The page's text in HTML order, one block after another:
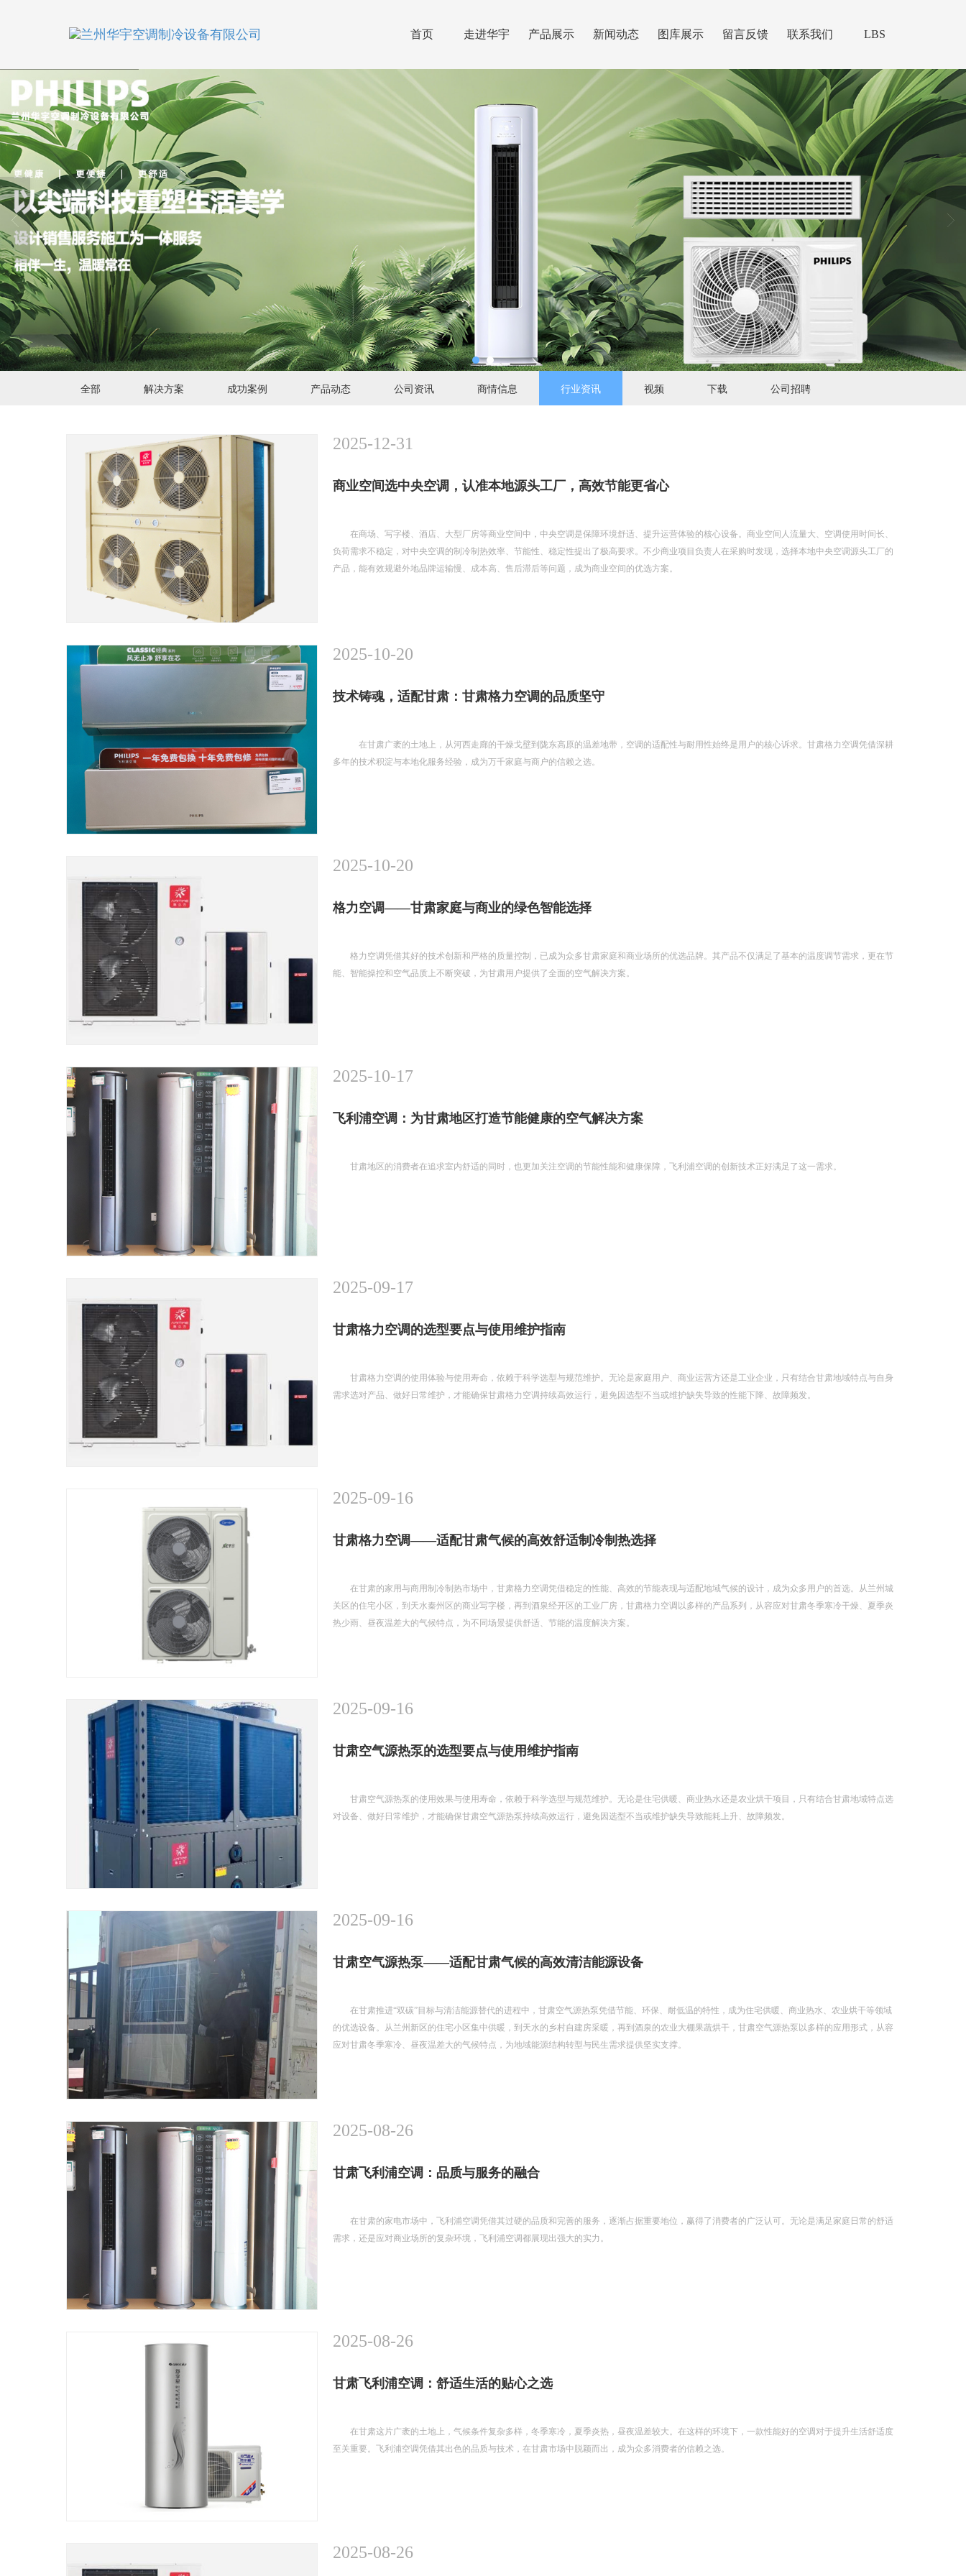
首页 走进华宇 产品展示 新闻动态 图库展示 留言反馈 联系我们 LBS
全部 解决方案 成功案例 产品动态 公司资讯 商情信息 行业资讯 视频 下载 公司招聘
2025-12-31
商业空间选中央空调，认准本地源头工厂，高效节能更省心
在商场、写字楼、酒店、大型厂房等商业空间中，中央空调是保障环境舒适、提升运营体验的核心设备。商业空间人流量大、空调使用时间长、
负荷需求不稳定，对中央空调的制冷制热效率、节能性、稳定性提出了极高要求。不少商业项目负责人在采购时发现，选择本地中央空调源头工厂的
产品，能有效规避外地品牌运输慢、成本高、售后滞后等问题，成为商业空间的优选方案。
2025-10-20
技术铸魂，适配甘肃：甘肃格力空调的品质坚守
在甘肃广袤的土地上，从河西走廊的干燥戈壁到陇东高原的温差地带，空调的适配性与耐用性始终是用户的核心诉求。甘肃格力空调凭借深耕
多年的技术积淀与本地化服务经验，成为万千家庭与商户的信赖之选。
2025-10-20
格力空调——甘肃家庭与商业的绿色智能选择
格力空调凭借其好的技术创新和严格的质量控制，已成为众多甘肃家庭和商业场所的优选品牌。其产品不仅满足了基本的温度调节需求，更在节
能、智能操控和空气品质上不断突破，为甘肃用户提供了全面的空气解决方案。
2025-10-17
飞利浦空调：为甘肃地区打造节能健康的空气解决方案
甘肃地区的消费者在追求室内舒适的同时，也更加关注空调的节能性能和健康保障，飞利浦空调的创新技术正好满足了这一需求。
2025-09-17
甘肃格力空调的选型要点与使用维护指南
甘肃格力空调的使用体验与使用寿命，依赖于科学选型与规范维护。无论是家庭用户、商业运营方还是工业企业，只有结合甘肃地域特点与自身
需求选对产品、做好日常维护，才能确保甘肃格力空调持续高效运行，避免因选型不当或维护缺失导致的性能下降、故障频发。
2025-09-16
甘肃格力空调——适配甘肃气候的高效舒适制冷制热选择
在甘肃的家用与商用制冷制热市场中，甘肃格力空调凭借稳定的性能、高效的节能表现与适配地域气候的设计，成为众多用户的首选。从兰州城
关区的住宅小区，到天水秦州区的商业写字楼，再到酒泉经开区的工业厂房，甘肃格力空调以多样的产品系列，从容应对甘肃冬季寒冷干燥、夏季炎
热少雨、昼夜温差大的气候特点，为不同场景提供舒适、节能的温度解决方案。
2025-09-16
甘肃空气源热泵的选型要点与使用维护指南
甘肃空气源热泵的使用效果与使用寿命，依赖于科学选型与规范维护。无论是住宅供暖、商业热水还是农业烘干项目，只有结合甘肃地域特点选
对设备、做好日常维护，才能确保甘肃空气源热泵持续高效运行，避免因选型不当或维护缺失导致能耗上升、故障频发。
2025-09-16
甘肃空气源热泵——适配甘肃气候的高效清洁能源设备
在甘肃推进“双碳”目标与清洁能源替代的进程中，甘肃空气源热泵凭借节能、环保、耐低温的特性，成为住宅供暖、商业热水、农业烘干等领域
的优选设备。从兰州新区的住宅小区集中供暖，到天水的乡村自建房采暖，再到酒泉的农业大棚果蔬烘干，甘肃空气源热泵以多样的应用形式，从容
应对甘肃冬季寒冷、昼夜温差大的气候特点，为地域能源结构转型与民生需求提供坚实支撑。
2025-08-26
甘肃飞利浦空调：品质与服务的融合
在甘肃的家电市场中，飞利浦空调凭借其过硬的品质和完善的服务，逐渐占据重要地位，赢得了消费者的广泛认可。无论是满足家庭日常的舒适
需求，还是应对商业场所的复杂环境，飞利浦空调都展现出强大的实力。
2025-08-26
甘肃飞利浦空调：舒适生活的贴心之选
在甘肃这片广袤的土地上，气候条件复杂多样，冬季寒冷，夏季炎热，昼夜温差较大。在这样的环境下，一款性能好的空调对于提升生活舒适度
至关重要。飞利浦空调凭借其出色的品质与技术，在甘肃市场中脱颖而出，成为众多消费者的信赖之选。
2025-08-26